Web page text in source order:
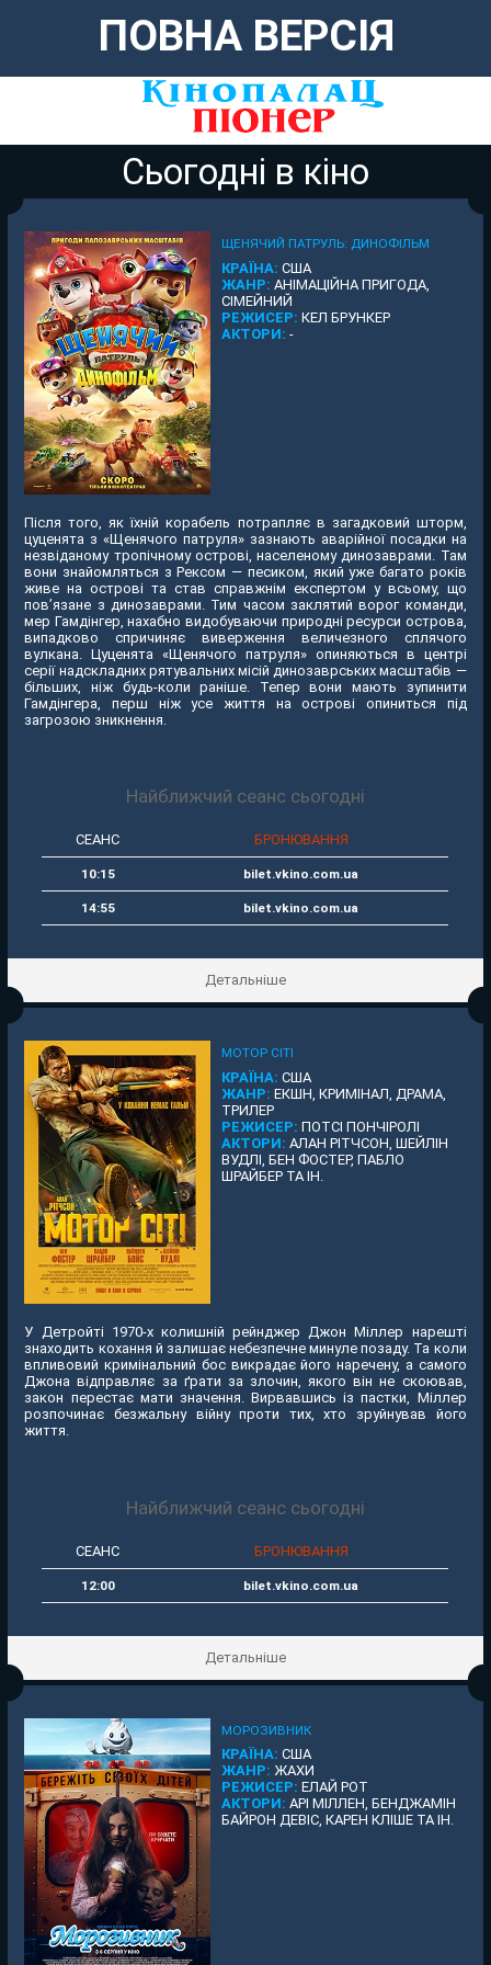
ПОВНА ВЕРСІЯ
Сьогодні в кіно
ЩЕНЯЧИЙ ПАТРУЛЬ: ДИНОФІЛЬМ
КРАЇНА: США
ЖАНР: АНІМАЦІЙНА ПРИГОДА,
СІМЕЙНИЙ
РЕЖИСЕР: КЕЛ БРУНКЕР
АКТОРИ: -
Після того, як їхній корабель потрапляє в загадковий шторм,
цуценята з «Щенячого патруля» зазнають аварійної посадки на
незвіданому тропічному острові, населеному динозаврами. Там
вони знайомляться з Рексом — песиком, який уже багато років
живе на острові та став справжнім експертом у всьому, що
пов’язане з динозаврами. Тим часом заклятий ворог команди,
мер Гамдінгер, нахабно видобуваючи природні ресурси острова,
випадково спричиняє виверження величезного сплячого
вулкана. Цуценята «Щенячого патруля» опиняються в центрі
серії надскладних рятувальних місій динозаврських масштабів —
більших, ніж будь-коли раніше. Тепер вони мають зупинити
Гамдінгера, перш ніж усе життя на острові опиниться під
загрозою зникнення.
Найближчий сеанс сьогодні
СЕАНС БРОНЮВАННЯ
10:15 bilet.vkino.com.ua
14:55 bilet.vkino.com.ua
Детальніше
МОТОР СІТІ
КРАЇНА: США
ЖАНР: ЕКШН, КРИМІНАЛ, ДРАМА,
ТРИЛЕР
РЕЖИСЕР: ПОТСІ ПОНЧІРОЛІ
АКТОРИ: АЛАН РІТЧСОН, ШЕЙЛІН
ВУДЛІ, БЕН ФОСТЕР, ПАБЛО
ШРАЙБЕР ТА ІН.
У Детройті 1970-х колишній рейнджер Джон Міллер нарешті
знаходить кохання й залишає небезпечне минуле позаду. Та коли
впливовий кримінальний бос викрадає його наречену, а самого
Джона відправляє за ґрати за злочин, якого він не скоював,
закон перестає мати значення. Вирвавшись із пастки, Міллер
розпочинає безжальну війну проти тих, хто зруйнував його
життя.
Найближчий сеанс сьогодні
СЕАНС БРОНЮВАННЯ
12:00 bilet.vkino.com.ua
Детальніше
МОРОЗИВНИК
КРАЇНА: США
ЖАНР: ЖАХИ
РЕЖИСЕР: ЕЛАЙ РОТ
АКТОРИ: АРІ МІЛЛЕН, БЕНДЖАМІН
БАЙРОН ДЕВІС, КАРЕН КЛІШЕ ТА ІН.